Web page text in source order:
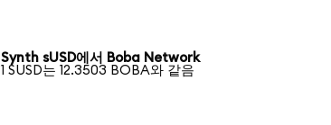
Synth sUSD에서 Boba Network
1 SUSD는 12.3503 BOBA와 같음